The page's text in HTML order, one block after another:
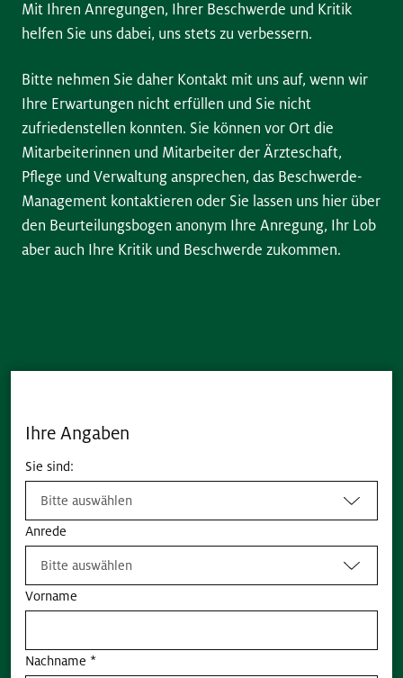
Mit Ihren Anregungen, Ihrer Beschwerde und Kritik
helfen Sie uns dabei, uns stets zu verbessern.
Bitte nehmen Sie daher Kontakt mit uns auf, wenn wir
Ihre Erwartungen nicht erfüllen und Sie nicht
zufriedenstellen konnten. Sie können vor Ort die
Mitarbeiterinnen und Mitarbeiter der Ärzteschaft,
Pflege und Verwaltung ansprechen, das Beschwerde-
Management kontaktieren oder Sie lassen uns hier über
den Beurteilungsbogen anonym Ihre Anregung, Ihr Lob
aber auch Ihre Kritik und Beschwerde zukommen.
Ihre Angaben
Sie sind:
Bitte auswählen
Anrede
Bitte auswählen
Vorname
Nachname *